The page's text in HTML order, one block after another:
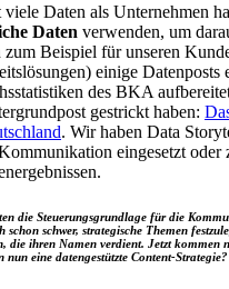
Daten als Unternehmen
Daten verwenden, um
Beispiel für unseren
einige Datenposts
des BKA
gestrickt haben:
. Wir haben Data
eingesetzt oder
die Steuerungsgrundlage für die
schwer, strategische Themen
die ihren Namen verdient. Jetzt kommen
eine datengestützte Content-Strategie?